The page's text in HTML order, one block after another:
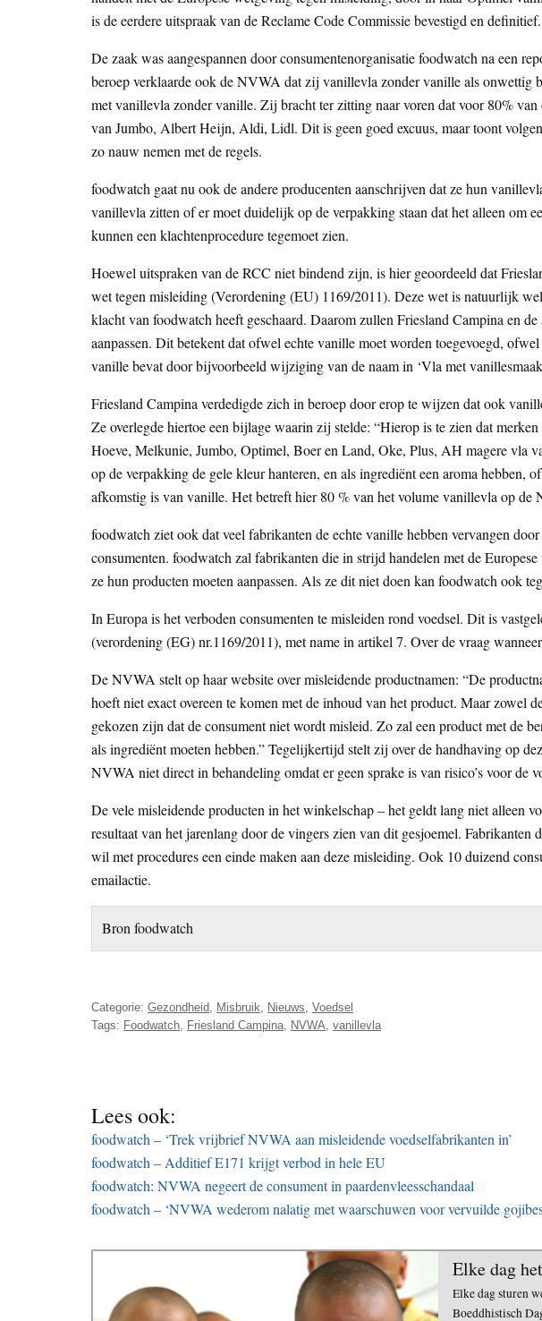
is de eerdere uitspraak van de Reclame Code Commissie bevestigd en definitief.
De zaak was aangespannen door consumentenorganisatie foodwatch na een
beroep verklaarde ook de NVWA dat zij vanillevla zonder vanille als onwettig
met vanillevla zonder vanille. Zij bracht ter zitting naar voren dat voor 80%
van Jumbo, Albert Heijn, Aldi, Lidl. Dit is geen goed excuus, maar toont
zo nauw nemen met de regels.
foodwatch gaat nu ook de andere producenten aanschrijven dat ze hun
vanillevla zitten of er moet duidelijk op de verpakking staan dat het alleen om
kunnen een klachtenprocedure tegemoet zien.
Hoewel uitspraken van de RCC niet bindend zijn, is hier geoordeeld dat
wet tegen misleiding (Verordening (EU) 1169/2011). Deze wet is natuurlijk
klacht van foodwatch heeft geschaard. Daarom zullen Friesland Campina en
aanpassen. Dit betekent dat ofwel echte vanille moet worden toegevoegd,
vanille bevat door bijvoorbeeld wijziging van de naam in ‘Vla met
Friesland Campina verdedigde zich in beroep door erop te wijzen dat ook
Ze overlegde hiertoe een bijlage waarin zij stelde: “Hierop is te zien dat
Hoeve, Melkunie, Jumbo, Optimel, Boer en Land, Oke, Plus, AH magere vla
op de verpakking de gele kleur hanteren, en als ingrediënt een aroma
afkomstig is van vanille. Het betreft hier 80 % van het volume vanillevla op de
foodwatch ziet ook dat veel fabrikanten de echte vanille hebben vervangen
consumenten. foodwatch zal fabrikanten die in strijd handelen met de
ze hun producten moeten aanpassen. Als ze dit niet doen kan foodwatch ook
In Europa is het verboden consumenten te misleiden rond voedsel. Dit is
(verordening (EG) nr.1169/2011), met name in artikel 7. Over de vraag
De NVWA stelt op haar website over misleidende productnamen: “De
hoeft niet exact overeen te komen met de inhoud van het product. Maar zowel
gekozen zijn dat de consument niet wordt misleid. Zo zal een product met de
als ingrediënt moeten hebben.” Tegelijkertijd stelt zij over de handhaving op
NVWA niet direct in behandeling omdat er geen sprake is van risico’s voor de
De vele misleidende producten in het winkelschap – het geldt lang niet alleen
resultaat van het jarenlang door de vingers zien van dit gesjoemel.
wil met procedures een einde maken aan deze misleiding. Ook 10 duizend
emailactie.
Bron foodwatch
Categorie: Gezondheid Misbruik Nieuws Voedsel
Tags: Foodwatch Friesland Campina NVWA vanillevla
Lees ook:
foodwatch – ‘Trek vrijbrief NVWA aan misleidende voedselfabrikanten in’
foodwatch – Additief E171 krijgt verbod in hele EU
foodwatch: NVWA negeert de consument in paardenvleesschandaal
foodwatch – ‘NVWA wederom nalatig met waarschuwen voor vervuilde
Elke dag
Elke dag sturen
Boeddhistisch